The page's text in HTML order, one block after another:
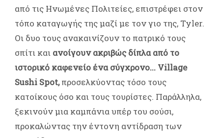
από τις Ηνωμένες Πολιτείες, επιστρέφει στον
τόπο καταγωγής της μαζί με τον γιο της, Tyler.
Οι δυο τους ανακαινίζουν το πατρικό τους
σπίτι και ανοίγουν ακριβώς δίπλα από το
ιστορικό καφενείο ένα σύγχρονο... Village
Sushi Spot,προσελκύοντας τόσο τους
κατοίκους όσο και τους τουρίστες. Παράλληλα,
ξεκινούν μια καμπάνια υπέρ του σούσι,
προκαλώντας την έντονη αντίδραση των